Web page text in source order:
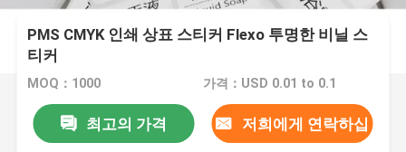
PMS CMYK 인쇄 상표 스티커 Flexo 투명한 비닐 스
티커
MOQ：1000 가격：USD 0.01 to 0.1
최고의 가격 저희에게 연락하십